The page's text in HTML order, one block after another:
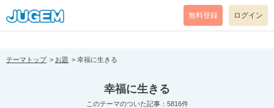
[pear_error: message="Success" code=0 mode=return level=notice
prefix="" info=""]
無料登録 ログイン
テーマトップ お題 幸福に生きる
幸福に生きる
このテーマのついた記事：5816件